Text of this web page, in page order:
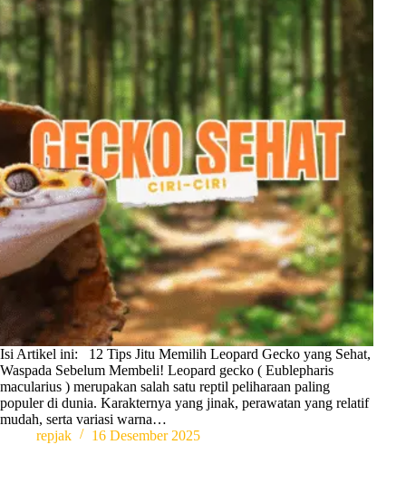
Isi Artikel ini: 12 Tips Jitu Memilih Leopard Gecko yang Sehat,
Waspada Sebelum Membeli! Leopard gecko ( Eublepharis
macularius ) merupakan salah satu reptil peliharaan paling
populer di dunia. Karakternya yang jinak, perawatan yang relatif
mudah, serta variasi warna…
repjak
16 Desember 2025